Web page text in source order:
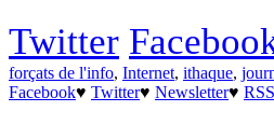
Twitter
forçats de l'info, Internet, ithaque,
Facebook♥ Twitter♥ Newsletter♥ RSS